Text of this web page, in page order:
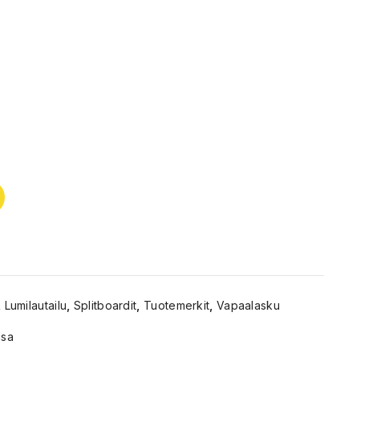
Lumilautailu Splitboardit Tuotemerkit Vapaalasku